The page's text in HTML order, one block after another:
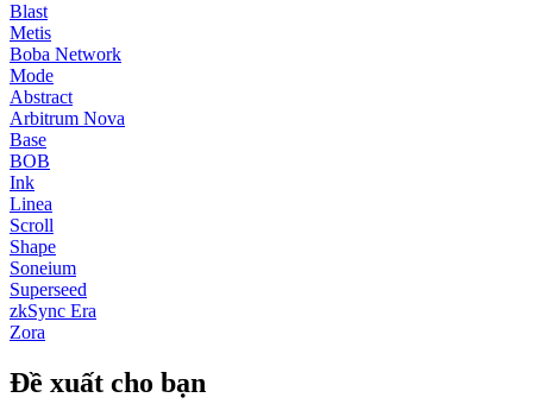
Blast
Metis
Boba Network
Mode
Abstract
Arbitrum Nova
Base
BOB
Ink
Linea
Scroll
Shape
Soneium
Superseed
zkSync Era
Zora
Đề xuất cho bạn